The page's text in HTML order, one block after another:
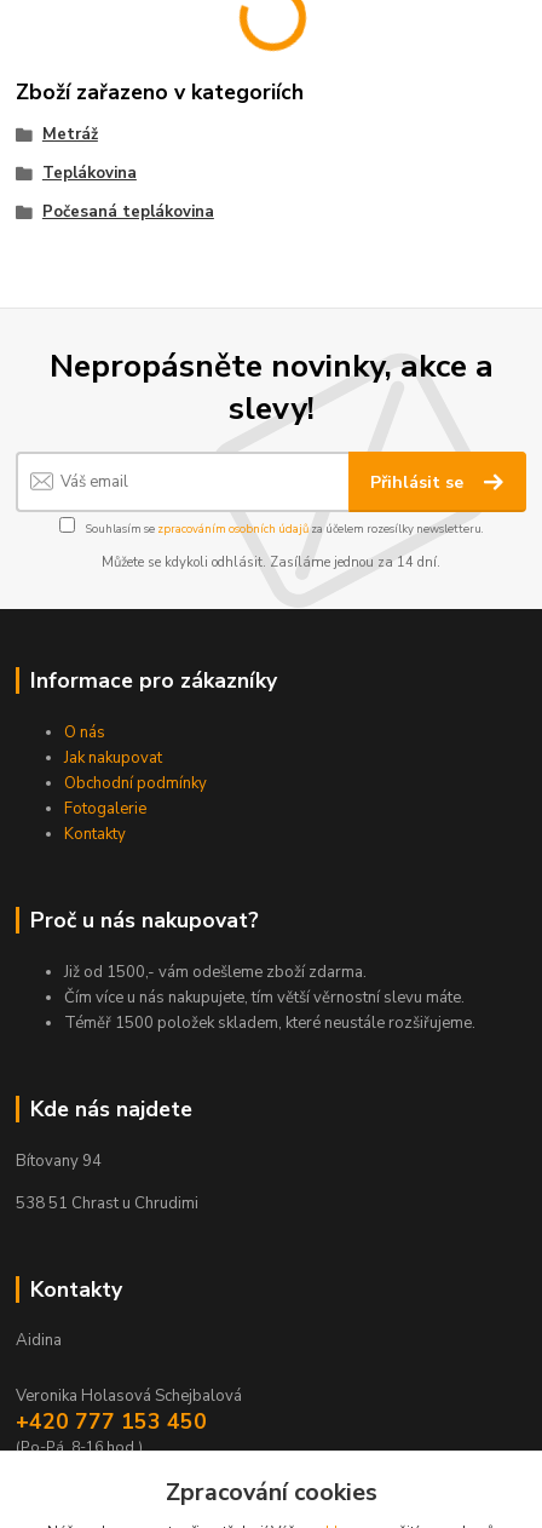
Zboží zařazeno v kategoriích
Metráž
Teplákovina
Počesaná teplákovina
Nepropásněte novinky, akce a
slevy!
Přihlásit se
Souhlasím se zpracováním osobních údajůza účelem rozesílky newsletteru.
Můžete se kdykoli odhlásit. Zasíláme jednou za 14 dní.
Informace pro zákazníky
O nás
Jak nakupovat
Obchodní podmínky
Fotogalerie
Kontakty
Proč u nás nakupovat?
Již od 1500,- vám odešleme zboží zdarma.
Čím více u nás nakupujete, tím větší věrnostní slevu máte.
Téměř 1500 položek skladem, které neustále rozšiřujeme.
Kde nás najdete
Bítovany 94
538 51 Chrast u Chrudimi
Kontakty
Aidina
Veronika Holasová Schejbalová
+420 777 153 450
(Po-Pá, 8-16 hod.)
eshop@aidina.czZpracování cookies